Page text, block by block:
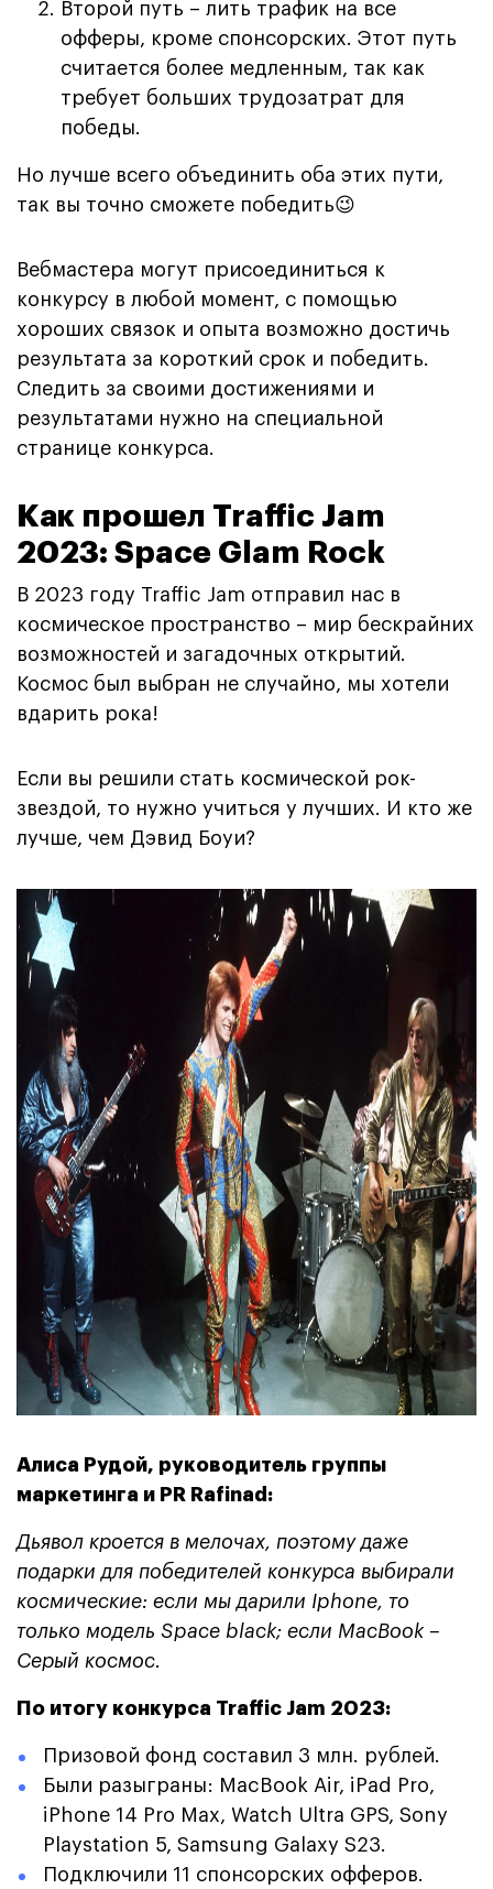
Второй путь – лить трафик на все
офферы, кроме спонсорских. Этот путь
считается более медленным, так как
требует больших трудозатрат для
победы.
Но лучше всего объединить оба этих пути,
так вы точно сможете победить😉
Вебмастера могут присоединиться к
конкурсу в любой момент, с помощью
хороших связок и опыта возможно достичь
результата за короткий срок и победить.
Следить за своими достижениями и
результатами нужно на специальной
странице конкурса.
Как прошел Traffic Jam
2023: Space Glam Rock
В 2023 году Traffic Jam отправил нас в
космическое пространство – мир бескрайних
возможностей и загадочных открытий.
Космос был выбран не случайно, мы хотели
вдарить рока!
Если вы решили стать космической рок-
звездой, то нужно учиться у лучших. И кто же
лучше, чем Дэвид Боуи?
Алиса Рудой, руководитель группы
маркетинга и PR Rafinad:
Дьявол кроется в мелочах, поэтому даже
подарки для победителей конкурса выбирали
космические: если мы дарили Iphone, то
только модель Space black; если MacBook –
Серый космос.
По итогу конкурса Traffic Jam 2023:
Призовой фонд составил 3 млн. рублей.
Были разыграны: MacBook Air, iPad Pro,
iPhone 14 Pro Max, Watch Ultra GPS, Sony
Playstation 5, Samsung Galaxy S23.
Подключили 11 спонсорских офферов.